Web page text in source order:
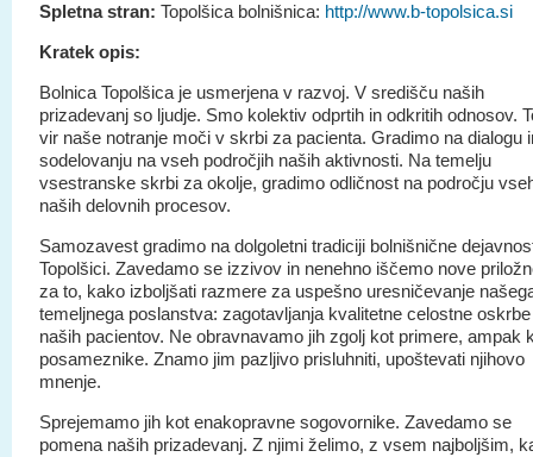
Spletna stran: Topolšica bolnišnica: http://www.b-topolsica.si
Kratek opis:
Bolnica Topolšica je usmerjena v razvoj. V središču naših
prizadevanj so ljudje. Smo kolektiv odprtih in odkritih odnosov.
vir naše notranje moči v skrbi za pacienta. Gradimo na dialogu
sodelovanju na vseh področjih naših aktivnosti. Na temelju
vsestranske skrbi za okolje, gradimo odličnost na področju
naših delovnih procesov.
Samozavest gradimo na dolgoletni tradiciji bolnišnične
Topolšici. Zavedamo se izzivov in nenehno iščemo nove
za to, kako izboljšati razmere za uspešno uresničevanje
temeljnega poslanstva: zagotavljanja kvalitetne celostne oskrbe
naših pacientov. Ne obravnavamo jih zgolj kot primere, ampak
posameznike. Znamo jim pazljivo prisluhniti, upoštevati njihovo
mnenje.
Sprejemamo jih kot enakopravne sogovornike. Zavedamo se
pomena naših prizadevanj. Z njimi želimo, z vsem najboljšim,